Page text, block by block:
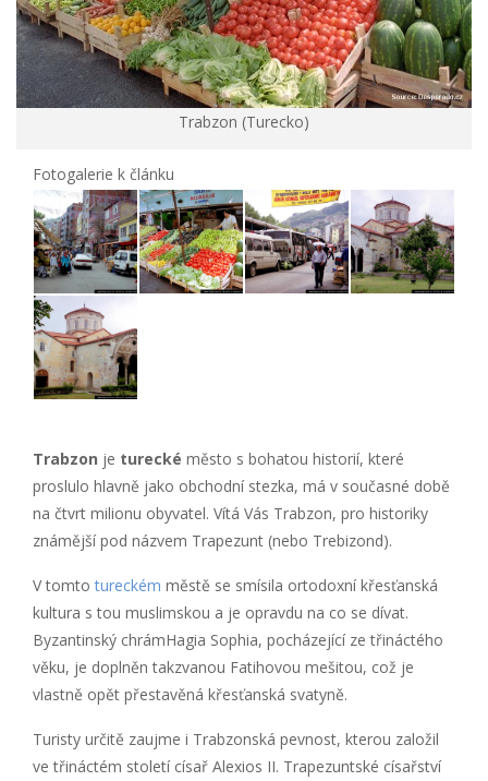
Trabzon (Turecko)
Fotogalerie k článku
Trabzon je turecké město s bohatou historií, které
proslulo hlavně jako obchodní stezka, má v současné době
na čtvrt milionu obyvatel. Vítá Vás Trabzon, pro historiky
známější pod názvem Trapezunt (nebo Trebizond).
V tomtotureckém městě se smísila ortodoxní křesťanská
kultura s tou muslimskou a je opravdu na co se dívat.
Byzantinský chrámHagia Sophia, pocházející ze třináctého
věku, je doplněn takzvanou Fatihovou mešitou, což je
vlastně opět přestavěná křesťanská svatyně.
Turisty určitě zaujme i Trabzonská pevnost, kterou založil
ve třináctém století císař Alexios II. Trapezuntské císařství